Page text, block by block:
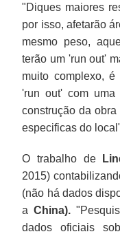
"Diques maiores
por isso, afetarão
mesmo peso,
terão um 'run out'
muito complexo,
'run out' com uma
construção da
especificas do
O trabalho de
2015)
(não há dados
aChina).
dados oficiais